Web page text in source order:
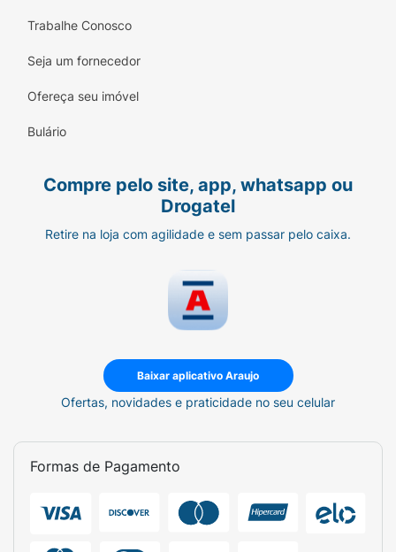
Trabalhe Conosco
Seja um fornecedor
Ofereça seu imóvel
Bulário
Compre pelo site, app, whatsapp ou
Drogatel
Retire na loja com agilidade e sem passar pelo caixa.
Baixar aplicativo Araujo
Ofertas, novidades e praticidade no seu celular
Formas de Pagamento